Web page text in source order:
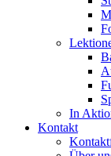
In
Kontakt